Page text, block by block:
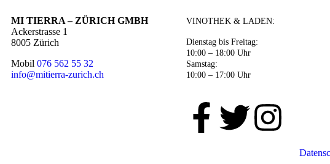
MI TIERRA – ZÜRICH GMBH
Ackerstrasse 1
8005 Zürich
Mobil 076 562 55 32
info@mitierra-zurich.ch
VINOTHEK & LADEN:
Dienstag bis Freitag:
10:00 – 18:00 Uhr
Samstag:
10:00 – 17:00 Uhr